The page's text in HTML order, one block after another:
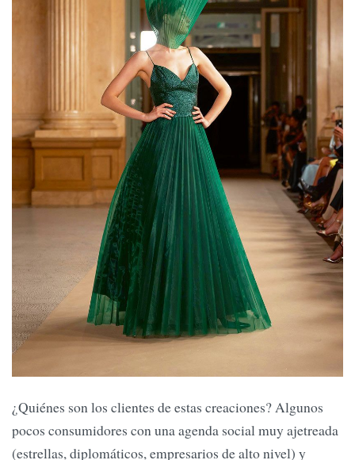
¿Quiénes son los clientes de estas creaciones? Algunos
pocos consumidores con una agenda social muy ajetreada
(estrellas, diplomáticos, empresarios de alto nivel) y